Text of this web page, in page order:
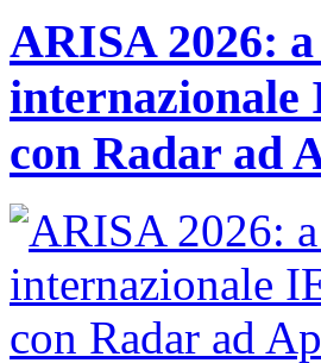
ARISA 2026:
internazionale
con Radar ad